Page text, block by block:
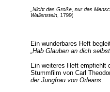
„Nicht das Große, nur das
Wallenstein, 1799)
Ein wunderbares Heft
„Hab Glauben an dich
Ein weiteres Heft empfiehlt
Stummfilm von Carl
der Jungfrau von Orleans.